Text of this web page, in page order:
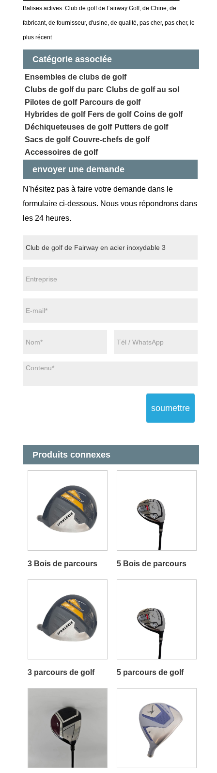
Balises actives: Club de golf de Fairway Golf, de Chine, de
fabricant, de fournisseur, d'usine, de qualité, pas cher, pas cher, le
plus récent
Catégorie associée
Ensembles de clubs de golf
Clubs de golf du parc Clubs de golf au sol
Pilotes de golf Parcours de golf
Hybrides de golf Fers de golf Coins de golf
Déchiqueteuses de golf Putters de golf
Sacs de golf Couvre-chefs de golf
Accessoires de golf
envoyer une demande
N'hésitez pas à faire votre demande dans le
formulaire ci-dessous. Nous vous répondrons dans
les 24 heures.
soumettre
Produits connexes
3 Bois de parcours 5 Bois de parcours
3 parcours de golf 5 parcours de golf